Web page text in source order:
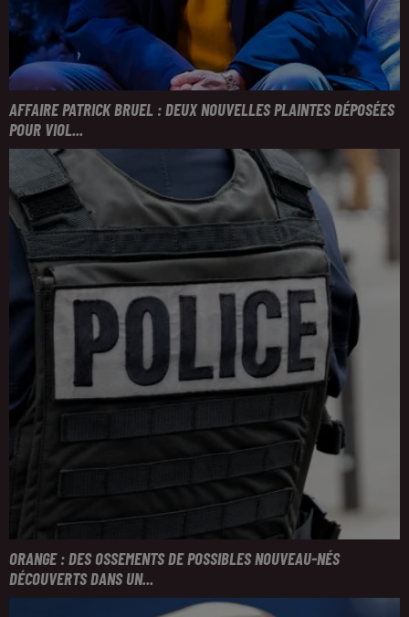
AFFAIRE PATRICK BRUEL : DEUX NOUVELLES PLAINTES DÉPOSÉES
POUR VIOL...
ORANGE : DES OSSEMENTS DE POSSIBLES NOUVEAU-NÉS
DÉCOUVERTS DANS UN...